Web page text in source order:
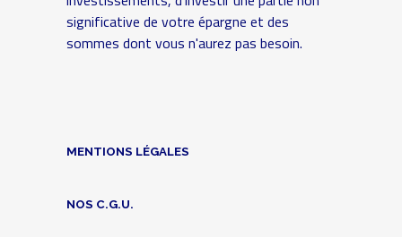
significative de votre épargne et des
sommes dont vous n'aurez pas besoin.
MENTIONS LÉGALES
NOS C.G.U.